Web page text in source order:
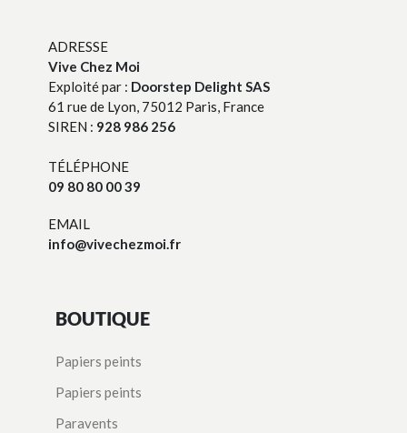
ADRESSE
Vive Chez Moi
Exploité par : Doorstep Delight SAS
61 rue de Lyon, 75012 Paris, France
SIREN : 928 986 256
TÉLÉPHONE
09 80 80 00 39
EMAIL
info@vivechezmoi.fr
BOUTIQUE
Papiers peints
Papiers peints
Paravents